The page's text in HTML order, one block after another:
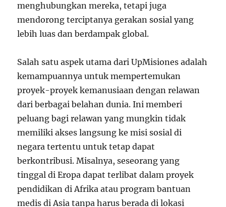
menghubungkan mereka, tetapi juga
mendorong terciptanya gerakan sosial yang
lebih luas dan berdampak global.
Salah satu aspek utama dari UpMisiones adalah
kemampuannya untuk mempertemukan
proyek-proyek kemanusiaan dengan relawan
dari berbagai belahan dunia. Ini memberi
peluang bagi relawan yang mungkin tidak
memiliki akses langsung ke misi sosial di
negara tertentu untuk tetap dapat
berkontribusi. Misalnya, seseorang yang
tinggal di Eropa dapat terlibat dalam proyek
pendidikan di Afrika atau program bantuan
medis di Asia tanpa harus berada di lokasi